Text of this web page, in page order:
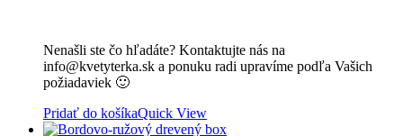
Nenašli ste čo hľadáte? Kontaktujte nás na
info@kvetyterka.sk a ponuku radi upravíme podľa Vašich
požiadaviek 🙂
Pridať do košíkaQuick View